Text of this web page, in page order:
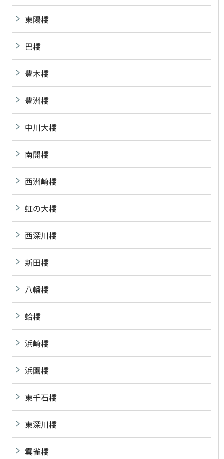
東陽橋
巴橋
豊木橋
豊洲橋
中川大橋
南開橋
西洲崎橋
虹の大橋
西深川橋
新田橋
八幡橋
蛤橋
浜崎橋
浜園橋
東千石橋
東深川橋
雲雀橋